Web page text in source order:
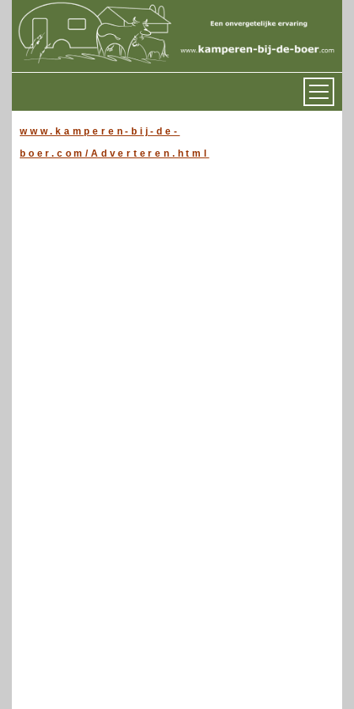
www.kamperen-bij-de-
boer.com/Adverteren.html